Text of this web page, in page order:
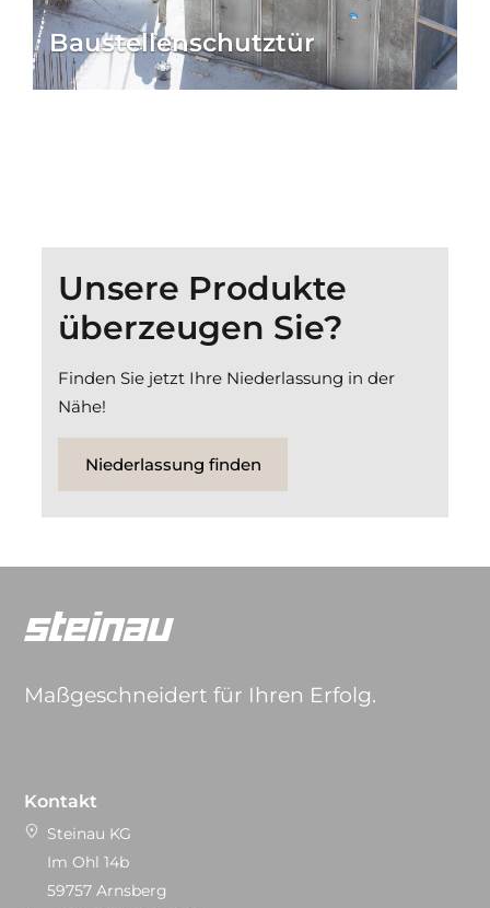
Baustellenschutztür
Unsere Produkte
überzeugen Sie?
Finden Sie jetzt Ihre Niederlassung in der
Nähe!
Niederlassung finden
Maßgeschneidert für Ihren Erfolg.
Kontakt
Steinau KG
Im Ohl 14b
59757 Arnsberg